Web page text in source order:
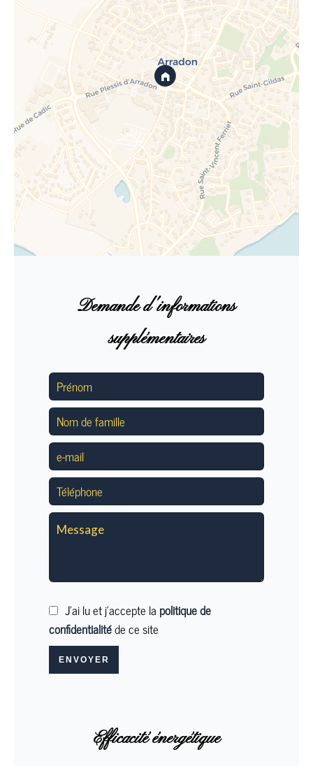
Demande d'informations
supplémentaires
J’ai lu et j'accepte la politique de
confidentialitéde ce site
ENVOYER
Efficacité énergétique